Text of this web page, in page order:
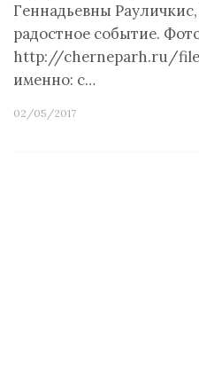
Геннадьевны
радостное событие.
http://cherneparh.ru/
именно: с…
02/05/2017